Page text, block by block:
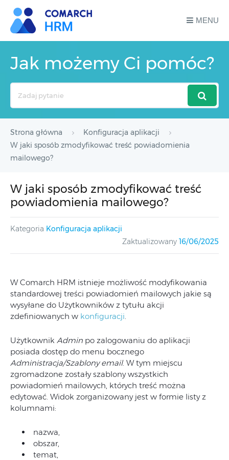
MENU
Jak możemy Ci pomóc?
Strona główna
Konfiguracja aplikacji
W jaki sposób zmodyfikować treść powiadomienia
mailowego?
W jaki sposób zmodyfikować treść
powiadomienia mailowego?
Kategoria Konfiguracja aplikacji
Zaktualizowany 16/06/2025
W Comarch HRM istnieje możliwość modyfikowania
standardowej treści powiadomień mailowych jakie są
wysyłane do Użytkowników z tytułu akcji
zdefiniowanych w konfiguracji.
Użytkownik Admin po zalogowaniu do aplikacji
posiada dostęp do menu bocznego
Administracja/Szablony email. W tym miejscu
zgromadzone zostały szablony wszystkich
powiadomień mailowych, których treść można
edytować. Widok zorganizowany jest w formie listy z
kolumnami:
nazwa,
obszar,
temat,